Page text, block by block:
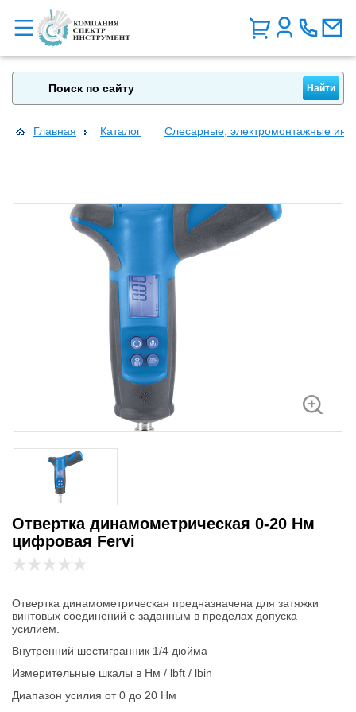
Главная Каталог Слесарные, электромонтажные
Отвертка динамометрическая 0-20 Нм
цифровая Fervi
Отвертка динамометрическая предназначена для затяжки
винтовых соединений с заданным в пределах допуска
усилием.
Внутренний шестигранник 1/4 дюйма
Измерительные шкалы в Нм / lbft / lbin
Диапазон усилия от 0 до 20 Нм